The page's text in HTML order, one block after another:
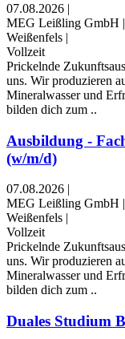
07.08.2026 |
MEG Leißling GmbH |
Weißenfels |
Vollzeit
Prickelnde
uns. Wir produzieren
Mineralwasser und
bilden dich zum ..
Ausbildung -
(w/m/d)
07.08.2026 |
MEG Leißling GmbH |
Weißenfels |
Vollzeit
Prickelnde
uns. Wir produzieren
Mineralwasser und
bilden dich zum ..
Duales Studium